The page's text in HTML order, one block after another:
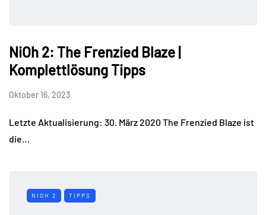
NiOh 2: The Frenzied Blaze |
Komplettlösung Tipps
Oktober 16, 2023
Letzte Aktualisierung: 30. März 2020 The Frenzied Blaze ist
die…
NIOH 2 TIPPS